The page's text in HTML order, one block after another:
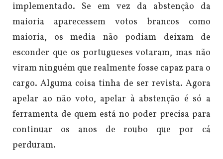
implementado. Se em vez da abstenção da
maioria aparecessem votos brancos como
maioria, os media não podiam deixam de
esconder que os portugueses votaram, mas não
viram ninguém que realmente fosse capaz para o
cargo. Alguma coisa tinha de ser revista. Agora
apelar ao não voto, apelar à abstenção é só a
ferramenta de quem está no poder precisa para
continuar os anos de roubo que por cá
perduram.